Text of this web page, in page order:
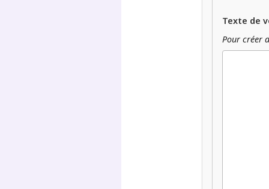
Texte de
Pour créer